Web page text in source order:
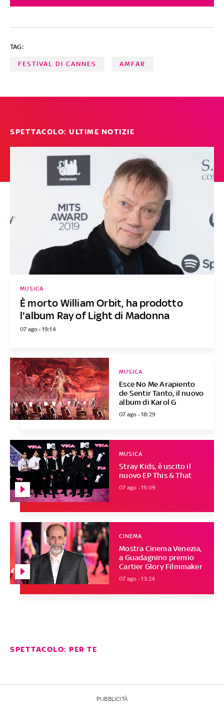
sul tappeto rosso. Tra le ospiti, splendono Georgina
TAG:
FESTIVAL DI CANNES AMFAR
SPETTACOLO: ULTIME NOTIZIE
È morto William Orbit, ha prodotto
l'album Ray of Light di Madonna
MUSICA
07 ago - 19:14
Esce No Me Arapiento
de Sentir Tanto, il nuovo
album di Karol G
MUSICA
07 ago - 18:29
Stray Kids, è uscito il
nuovo EP This & That
MUSICA
07 ago - 15:09
Mostra Cinema Venezia,
a Guadagnino premio
Cartier Glory Filmmaker
CINEMA
07 ago - 13:24
SPETTACOLO: PER TE
PUBBLICITÀ